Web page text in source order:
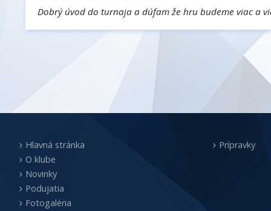
Dobrý úvod do turnaja a dúfam že hru budeme viac a
Hlavná stránka
O klube
Novinky
Podujatia
Fotogaléria
Prípravky